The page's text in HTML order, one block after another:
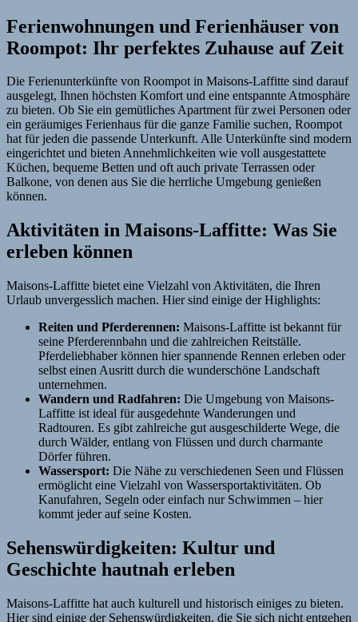
Ferienwohnungen und Ferienhäuser von
Roompot: Ihr perfektes Zuhause auf Zeit
Die Ferienunterkünfte von Roompot in Maisons-Laffitte sind darauf
ausgelegt, Ihnen höchsten Komfort und eine entspannte Atmosphäre
zu bieten. Ob Sie ein gemütliches Apartment für zwei Personen oder
ein geräumiges Ferienhaus für die ganze Familie suchen, Roompot
hat für jeden die passende Unterkunft. Alle Unterkünfte sind modern
eingerichtet und bieten Annehmlichkeiten wie voll ausgestattete
Küchen, bequeme Betten und oft auch private Terrassen oder
Balkone, von denen aus Sie die herrliche Umgebung genießen
können.
Aktivitäten in Maisons-Laffitte: Was Sie
erleben können
Maisons-Laffitte bietet eine Vielzahl von Aktivitäten, die Ihren
Urlaub unvergesslich machen. Hier sind einige der Highlights:
Reiten und Pferderennen: Maisons-Laffitte ist bekannt für
seine Pferderennbahn und die zahlreichen Reitställe.
Pferdeliebhaber können hier spannende Rennen erleben oder
selbst einen Ausritt durch die wunderschöne Landschaft
unternehmen.
Wandern und Radfahren: Die Umgebung von Maisons-
Laffitte ist ideal für ausgedehnte Wanderungen und
Radtouren. Es gibt zahlreiche gut ausgeschilderte Wege, die
durch Wälder, entlang von Flüssen und durch charmante
Dörfer führen.
Wassersport: Die Nähe zu verschiedenen Seen und Flüssen
ermöglicht eine Vielzahl von Wassersportaktivitäten. Ob
Kanufahren, Segeln oder einfach nur Schwimmen – hier
kommt jeder auf seine Kosten.
Sehenswürdigkeiten: Kultur und
Geschichte hautnah erleben
Maisons-Laffitte hat auch kulturell und historisch einiges zu bieten.
Hier sind einige der Sehenswürdigkeiten, die Sie sich nicht entgehen